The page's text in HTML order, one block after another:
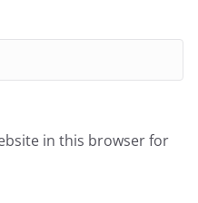
in this browser for